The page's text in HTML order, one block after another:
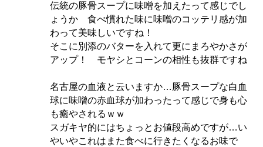
伝統の豚骨スープに味噌を加えたって感じでし
ょうか 食べ慣れた味に味噌のコッテリ感が加
わって美味しいですね！
そこに別添のバターを入れて更にまろやかさが
アップ！ モヤシとコーンの相性も抜群ですね
名古屋の血液と云いますか…豚骨スープな白血
球に味噌の赤血球が加わったって感じで身も心
も癒やされるｗｗ
スガキヤ的にはちょっとお値段高めですが…い
やいやこれはまた食べに行きたくなるお味で